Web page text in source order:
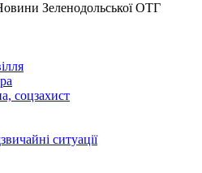
Зеленодольської ОТГ
соцзахист
ситуації